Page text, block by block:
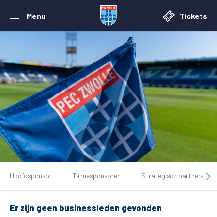
Menu Tickets
Tickets
Matchdays
Hoofdsponsor Tenuesponsoren Strategisch partners
Er zijn geen businessleden gevonden